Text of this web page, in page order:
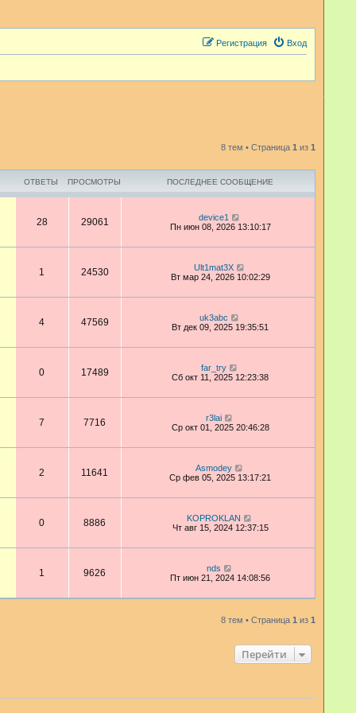
Вход
Регистрация
8 тем • Страница 1 из 1
ОТВЕТЫ ПРОСМОТРЫ ПОСЛЕДНЕЕ СООБЩЕНИЕ
28 29061
device1
Пн июн 08, 2026 13:10:17
1 24530
Ult1mat3X
Вт мар 24, 2026 10:02:29
4 47569
uk3abc
Вт дек 09, 2025 19:35:51
0 17489
far_try
Сб окт 11, 2025 12:23:38
7 7716
r3lai
Ср окт 01, 2025 20:46:28
2 11641
Asmodey
Ср фев 05, 2025 13:17:21
0 8886
KOPROKLAN
Чт авг 15, 2024 12:37:15
1 9626
nds
Пт июн 21, 2024 14:08:56
8 тем • Страница 1 из 1
Перейти